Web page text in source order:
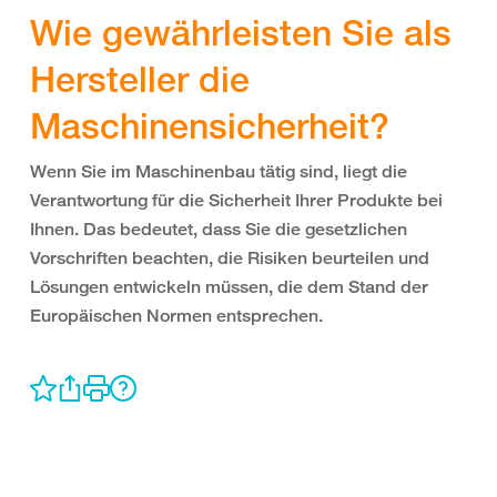
Wie gewährleisten Sie als
Hersteller die
Maschinensicherheit?
Wenn Sie im Maschinenbau tätig sind, liegt die
Verantwortung für die Sicherheit Ihrer Produkte bei
Ihnen. Das bedeutet, dass Sie die gesetzlichen
Vorschriften beachten, die Risiken beurteilen und
Lösungen entwickeln müssen, die dem Stand der
Europäischen Normen entsprechen.